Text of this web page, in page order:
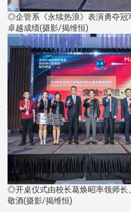
◎企管系《永续热浪》表演勇夺冠
卓越成绩(摄影/揭维恒)
◎开桌仪式由校长葛焕昭率领师长
敬酒(摄影/揭维恒)